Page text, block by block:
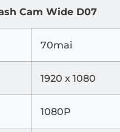
Cam Wide D07
70mai
1920 x 1080
1080P